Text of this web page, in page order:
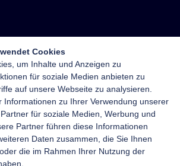
Cookies
um Inhalte und Anzeigen zu
für soziale Medien anbieten zu
auf unsere Webseite zu analysieren.
Informationen zu Ihrer Verwendung unserer
für soziale Medien, Werbung und
Partner führen diese Informationen
Daten zusammen, die Sie Ihnen
die im Rahmen Ihrer Nutzung der